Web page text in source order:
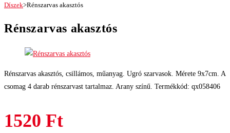
Díszek>Rénszarvas akasztós
Rénszarvas akasztós
Rénszarvas akasztós, csillámos, műanyag. Ugró szarvasok. Mérete 9x7cm. A
csomag 4 darab rénszarvast tartalmaz. Arany színű. Termékkód: qx058406
1520 Ft